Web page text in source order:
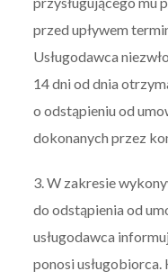
przed upływem
Usługodawca
14 dni od dnia
o odstąpieniu od
dokonanych przez
3. W zakresie
do odstąpienia od
usługodawca
ponosi usługobiorca.